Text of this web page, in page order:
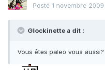
Posté 1 novembre 2009
Glockinette a dit :
Vous êtes paleo vous aussi?